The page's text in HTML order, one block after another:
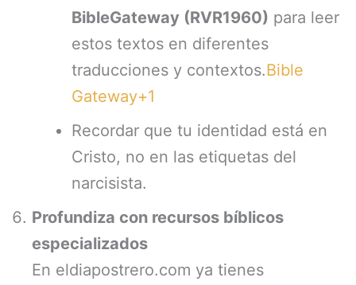
BibleGateway (RVR1960) para leer
estos textos en diferentes
traducciones y contextos.Bible
Gateway+1
Recordar que tu identidad está en
Cristo, no en las etiquetas del
narcisista.
Profundiza con recursos bíblicos
especializados
En eldiapostrero.com ya tienes